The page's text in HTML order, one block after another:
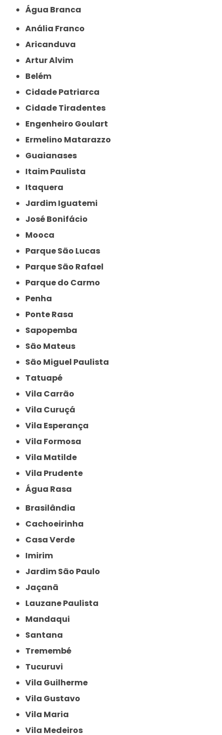
Água Branca
Anália Franco
Aricanduva
Artur Alvim
Belém
Cidade Patriarca
Cidade Tiradentes
Engenheiro Goulart
Ermelino Matarazzo
Guaianases
Itaim Paulista
Itaquera
Jardim Iguatemi
José Bonifácio
Mooca
Parque São Lucas
Parque São Rafael
Parque do Carmo
Penha
Ponte Rasa
Sapopemba
São Mateus
São Miguel Paulista
Tatuapé
Vila Carrão
Vila Curuçá
Vila Esperança
Vila Formosa
Vila Matilde
Vila Prudente
Água Rasa
Brasilândia
Cachoeirinha
Casa Verde
Imirim
Jardim São Paulo
Jaçanã
Lauzane Paulista
Mandaqui
Santana
Tremembé
Tucuruvi
Vila Guilherme
Vila Gustavo
Vila Maria
Vila Medeiros